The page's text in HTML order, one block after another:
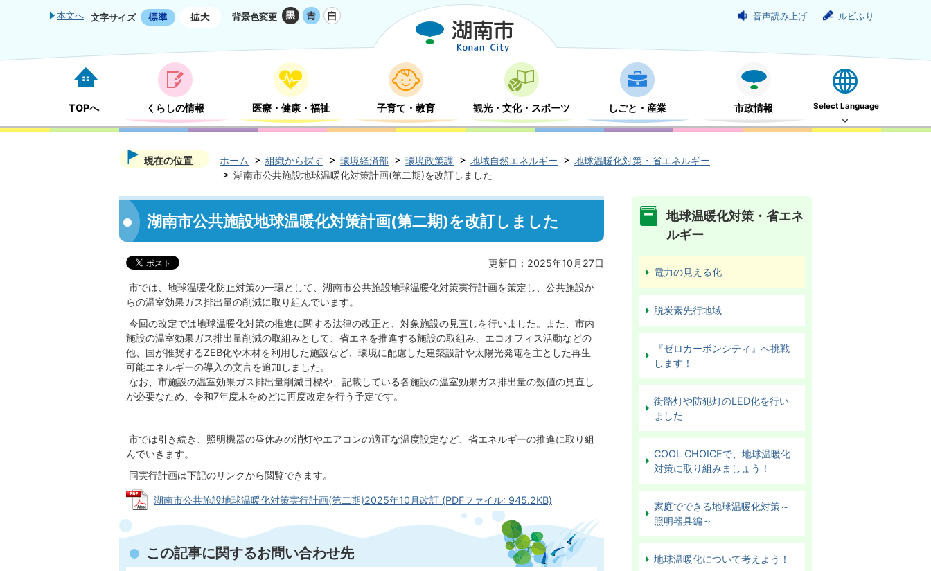
本文へ 文字サイズ 背景色変更 音声読み上げ ルビふり
TOPへ くらしの情報 医療・健康・福祉 子育て・教育 観光・文化・スポーツ しごと・産業 市政情報 Select Language
現在の位置 ホーム 組織から探す 環境経済部 環境政策課 地域自然エネルギー
地球温暖化対策・省エネルギー
湖南市公共施設地球温暖化対策計画(第二期)を改訂しました
湖南市公共施設地球温暖化対策計画(第二期)を改訂しました
更新日：2025年10月27日
市では、地球温暖化防止対策の一環として、湖南市公共施設地球温暖化対策実行計画を策定し、公共施設か
らの温室効果ガス排出量の削減に取り組んでいます。
今回の改定では地球温暖化対策の推進に関する法律の改正と、対象施設の見直しを行いました。また、市内
施設の温室効果ガス排出量削減の取組みとして、省エネを推進する施設の取組み、エコオフィス活動などの
他、国が推奨するZEB化や木材を利用した施設など、環境に配慮した建築設計や太陽光発電を主とした再生
可能エネルギーの導入の文言を追加しました。
なお、市施設の温室効果ガス排出量削減目標や、記載している各施設の温室効果ガス排出量の数値の見直し
が必要なため、令和7年度末をめどに再度改定を行う予定です。
市では引き続き、照明機器の昼休みの消灯やエアコンの適正な温度設定など、省エネルギーの推進に取り組
んでいきます。
同実行計画は下記のリンクから閲覧できます。
湖南市公共施設地球温暖化対策実行計画(第二期)2025年10月改訂 (PDFファイル: 945.2KB)
この記事に関するお問い合わせ先
地球温暖化対策・省エネ
ルギー
電力の見える化
脱炭素先行地域
『ゼロカーボンシティ』へ挑戦
します！
街路灯や防犯灯のLED化を行い
ました
COOL CHOICEで、地球温暖化
対策に取り組みましょう！
家庭でできる地球温暖化対策～
照明器具編～
地球温暖化について考えよう！